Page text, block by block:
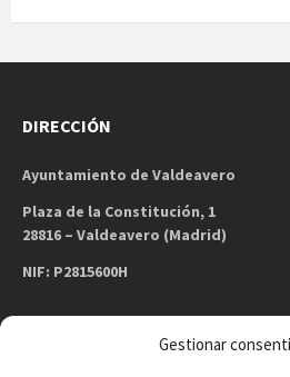
Gestionar
DIRECCIÓN
Ayuntamiento de Valdeavero
Plaza de la Constitución, 1
28816 – Valdeavero (Madrid)
NIF: P2815600H